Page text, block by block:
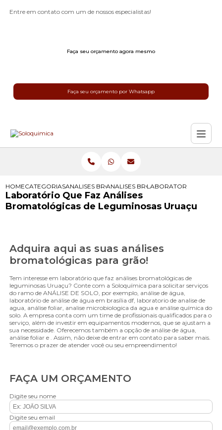
Entre em contato com um de nossos especialistas!
Faça seu orçamento agora mesmo
Faça seu orçamento por Whatsapp
HOMECATEGORIASANALISES BROMATOLOGICAS
ANALISES BROMATOLOGICAS PARA
LABORATORIO QUE
Laboratório Que Faz Análises
Bromatológicas de Leguminosas Uruaçu
Adquira aqui as suas análises
bromatológicas para grão!
Tem interesse em laboratório que faz análises bromatológicas de
leguminosas Uruaçu? Conte com a Soloquímica para solicitar serviços
do ramo de ANÁLISE DE SOLO, por exemplo, análise de água,
laboratório de análise de água em brasília df, laboratorio de analise de
agua, análise foliar, analise microbiologica da agua e análise química do
solo. A empresa conta com um time de profissionais qualificados para o
serviço, além de investir em equipamentos modernos, que se ajustam a
sua necessidade. Oferecemos também a opção de análise de água,
análise foliar e . Assim, não deixe de entrar em contato para saber mais.
Teremos o prazer de atender você ou seu empreendimento!
FAÇA UM ORÇAMENTO
Digite seu nome
Digite seu email